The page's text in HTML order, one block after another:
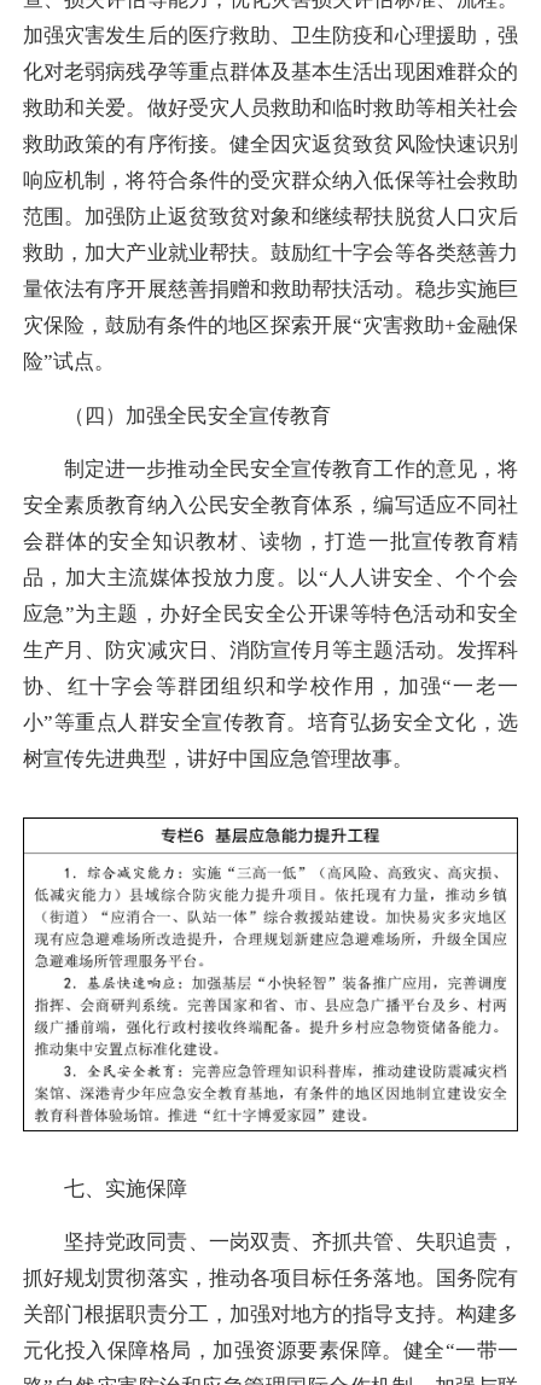
加强灾害发生后的医疗救助、卫生防疫和心理援助，强
化对老弱病残孕等重点群体及基本生活出现困难群众的
救助和关爱。做好受灾人员救助和临时救助等相关社会
救助政策的有序衔接。健全因灾返贫致贫风险快速识别
响应机制，将符合条件的受灾群众纳入低保等社会救助
范围。加强防止返贫致贫对象和继续帮扶脱贫人口灾后
救助，加大产业就业帮扶。鼓励红十字会等各类慈善力
量依法有序开展慈善捐赠和救助帮扶活动。稳步实施巨
灾保险，鼓励有条件的地区探索开展“灾害救助+金融保
险”试点。
（四）加强全民安全宣传教育
制定进一步推动全民安全宣传教育工作的意见，将
安全素质教育纳入公民安全教育体系，编写适应不同社
会群体的安全知识教材、读物，打造一批宣传教育精
品，加大主流媒体投放力度。以“人人讲安全、个个会
应急”为主题，办好全民安全公开课等特色活动和安全
生产月、防灾减灾日、消防宣传月等主题活动。发挥科
协、红十字会等群团组织和学校作用，加强“一老一
小”等重点人群安全宣传教育。培育弘扬安全文化，选
树宣传先进典型，讲好中国应急管理故事。
七、实施保障
坚持党政同责、一岗双责、齐抓共管、失职追责，
抓好规划贯彻落实，推动各项目标任务落地。国务院有
关部门根据职责分工，加强对地方的指导支持。构建多
元化投入保障格局，加强资源要素保障。健全“一带一